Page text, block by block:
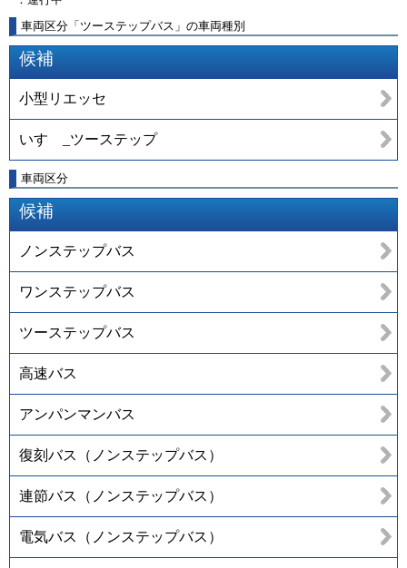
車両区分「ツーステップバス」の車両種別
候補
小型リエッセ
いすゞ_ツーステップ
車両区分
候補
ノンステップバス
ワンステップバス
ツーステップバス
高速バス
アンパンマンバス
復刻バス（ノンステップバス）
連節バス（ノンステップバス）
電気バス（ノンステップバス）